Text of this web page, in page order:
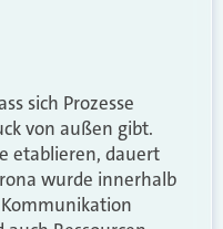
sich Prozesse
von außen gibt.
etablieren, dauert
wurde innerhalb